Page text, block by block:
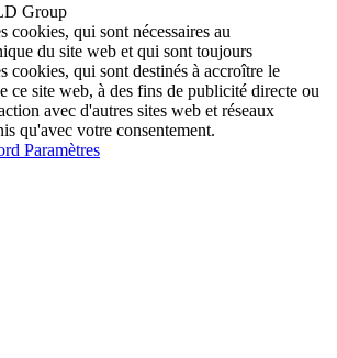
Group
cookies, qui sont nécessaires au
du site web et qui sont toujours
cookies, qui sont destinés à accroître le
ce site web, à des fins de publicité directe ou
avec d'autres sites web et réseaux
qu'avec votre consentement.
Paramètres